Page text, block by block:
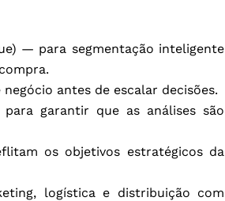
— para segmentação inteligente
antes de escalar decisões.
garantir que as análises são
os objetivos estratégicos da
logística e distribuição com